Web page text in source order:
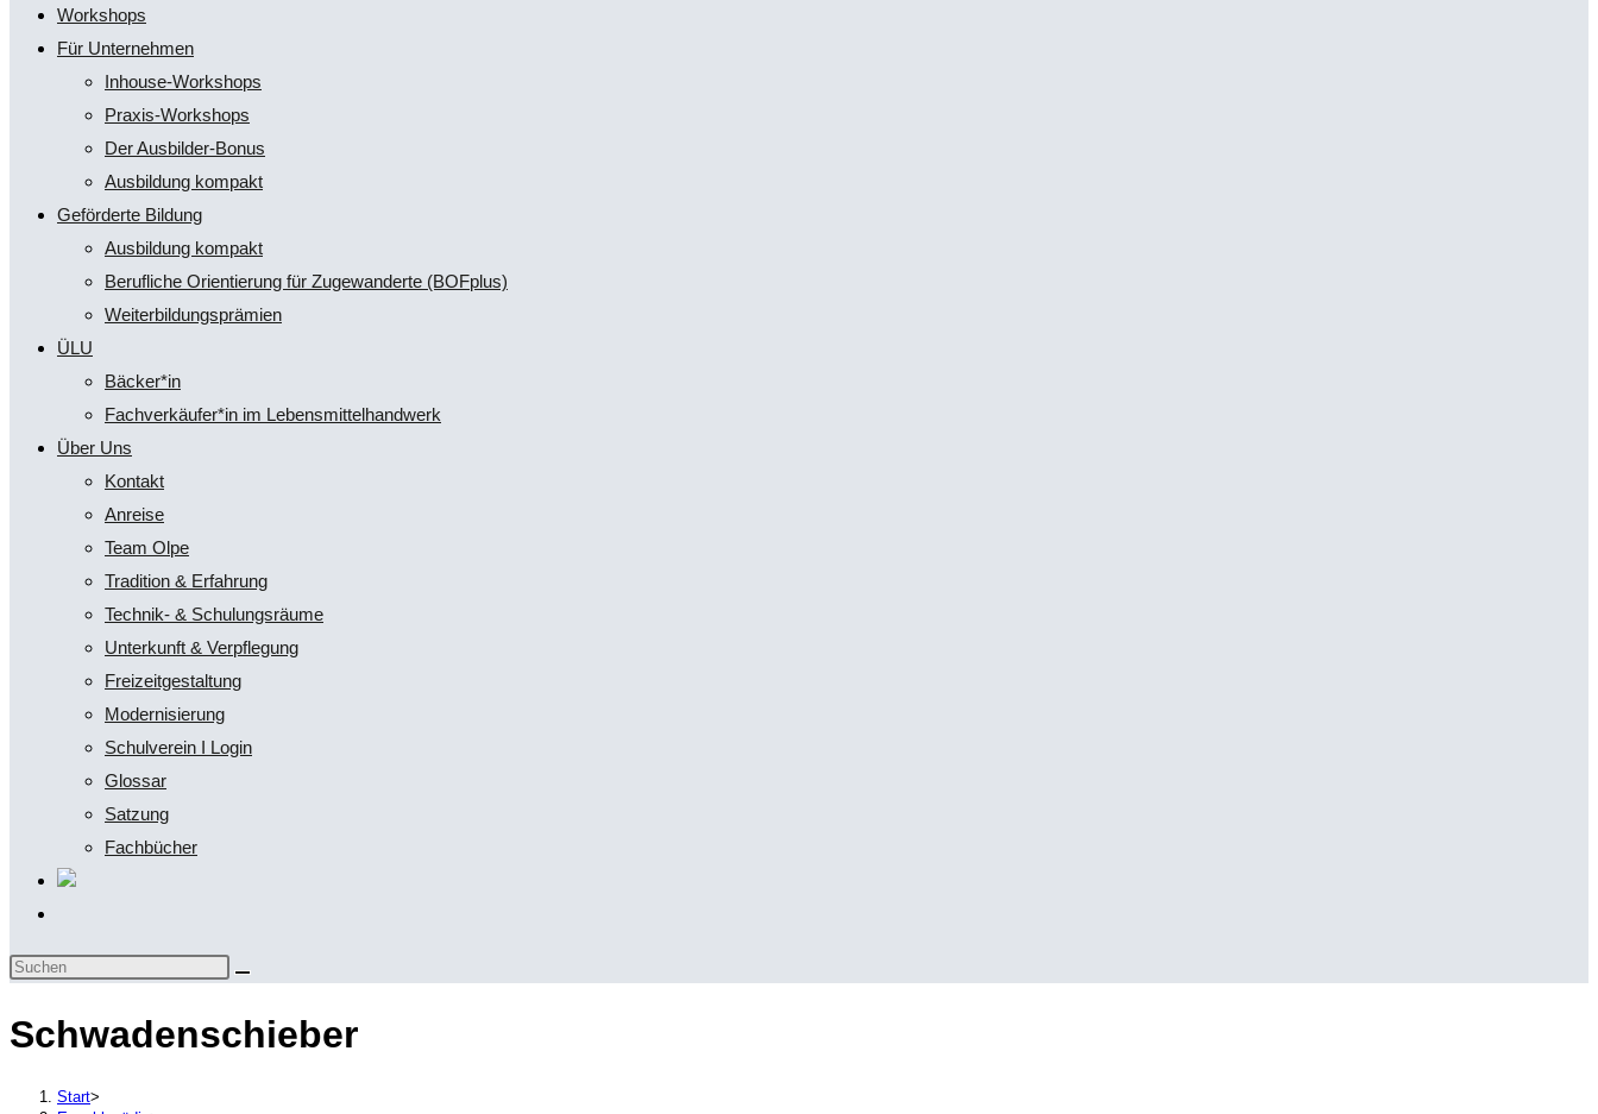
Workshops
Für Unternehmen
Inhouse-Workshops
Praxis-Workshops
Der Ausbilder-Bonus
Ausbildung kompakt
Geförderte Bildung
Ausbildung kompakt
Berufliche Orientierung für Zugewanderte (BOFplus)
Weiterbildungsprämien
ÜLU
Bäcker*in
Fachverkäufer*in im Lebensmittelhandwerk
Über Uns
Kontakt
Anreise
Team Olpe
Tradition & Erfahrung
Technik- & Schulungsräume
Unterkunft & Verpflegung
Freizeitgestaltung
Modernisierung
Schulverein I Login
Glossar
Satzung
Fachbücher
umschalten
Diese
durchsuchen
Schwadenschieber
Start>